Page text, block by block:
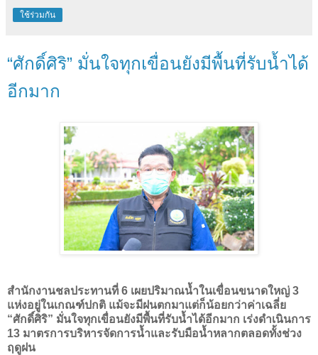
ใช้ร่วมกัน
“ศักดิ์ศิริ” มั่นใจทุกเขื่อนยังมีพื้นที่รับน้ำได้
อีกมาก
สำนักงานชลประทานที่ 6 เผยปริมาณน้ำในเขื่อนขนาดใหญ่ 3
แห่งอยู่ในเกณฑ์ปกติ แม้จะมีฝนตกมาแต่ก็น้อยกว่าค่าเฉลี่ย
“ศักดิ์ศิริ” มั่นใจทุกเขื่อนยังมีพื้นที่รับน้ำได้อีกมาก เร่งดำเนินการ
13 มาตรการบริหารจัดการน้ำและรับมือน้ำหลากตลอดทั้งช่วง
ฤดูฝน